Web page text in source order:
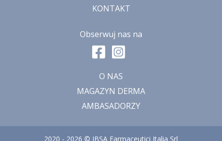
KONTAKT
Obserwuj nas na
O NAS
MAGAZYN DERMA
AMBASADORZY
2020 - 2026 © IBSA Farmaceutici Italia Srl